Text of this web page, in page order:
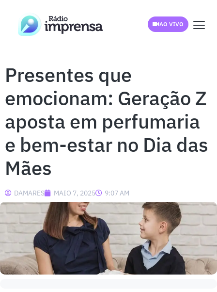
AO VIVO
Presentes que
emocionam: Geração Z
aposta em perfumaria
e bem-estar no Dia das
Mães
DAMARES MAIO 7, 2025 9:07 AM